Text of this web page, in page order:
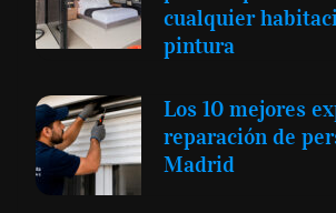
cualquier
pintura
Los 10 mejores
reparación de
Madrid